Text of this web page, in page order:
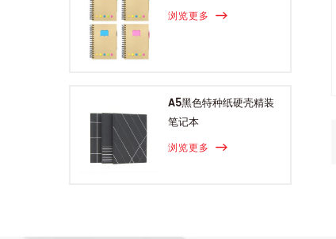
浏览更多
A5黑色特种纸硬壳精装
笔记本
浏览更多